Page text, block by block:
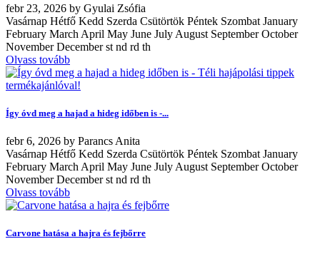
febr 23, 2026 by Gyulai Zsófia
Vasárnap Hétfő Kedd Szerda Csütörtök Péntek Szombat January
February March April May June July August September October
November December st nd rd th
Olvass tovább
Így óvd meg a hajad a hideg időben is -...
febr6, 2026 by Parancs Anita
Vasárnap Hétfő Kedd Szerda Csütörtök Péntek Szombat January
February March April May June July August September October
November December st nd rd th
Olvass tovább
Carvone hatása a hajra és fejbőrre